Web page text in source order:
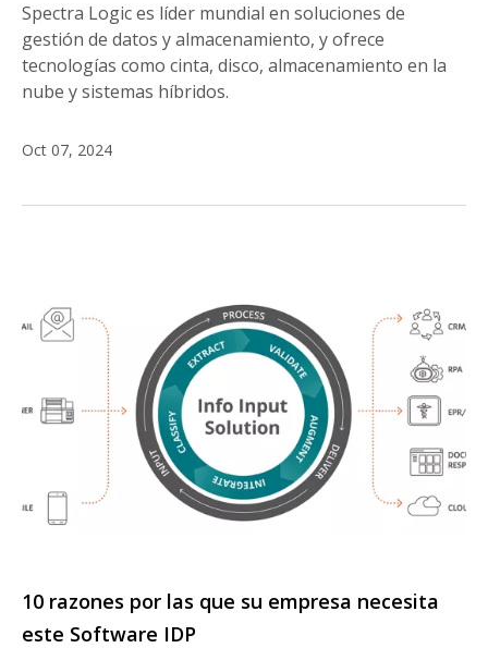
Spectra Logic es líder mundial en soluciones de
gestión de datos y almacenamiento, y ofrece
tecnologías como cinta, disco, almacenamiento en la
nube y sistemas híbridos.
Oct 07, 2024
10 razones por las que su empresa necesita
este Software IDP